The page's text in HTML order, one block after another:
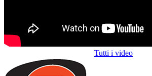
Tutti i video